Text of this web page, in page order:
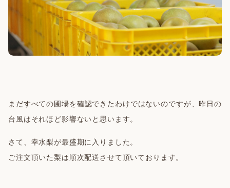
まだすべての圃場を確認できたわけではないのですが、昨日の
台風はそれほど影響ないと思います。
さて、幸水梨が最盛期に入りました。
ご注文頂いた梨は順次配送させて頂いております。